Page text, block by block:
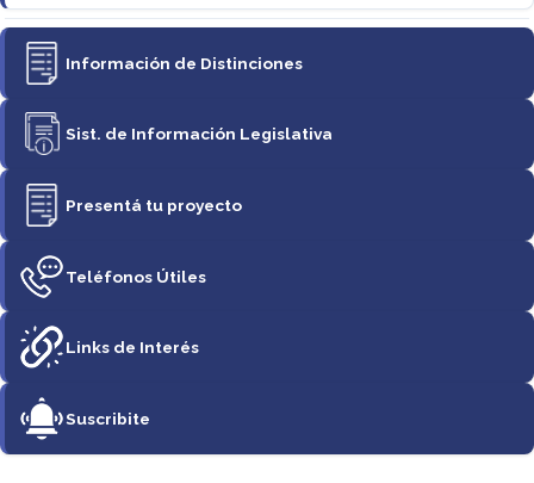
Información de Distinciones
Sist. de Información Legislativa
Presentá tu proyecto
Teléfonos Útiles
Links de Interés
Suscribite